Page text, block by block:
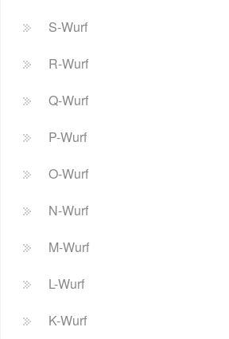
S-Wurf
R-Wurf
Q-Wurf
P-Wurf
O-Wurf
N-Wurf
M-Wurf
L-Wurf
K-Wurf